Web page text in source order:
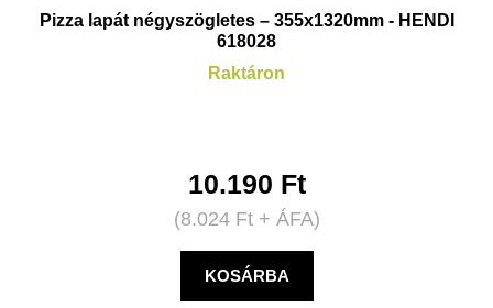
Pizza lapát négyszögletes – 355x1320mm - HENDI
618028
Raktáron
10.190 Ft
(8.024 Ft+ ÁFA)
KOSÁRBA